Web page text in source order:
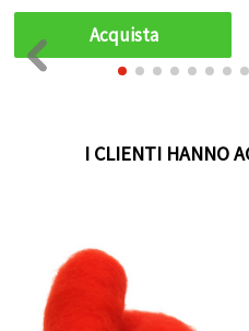
Acquista
I CLIENTI HANNO